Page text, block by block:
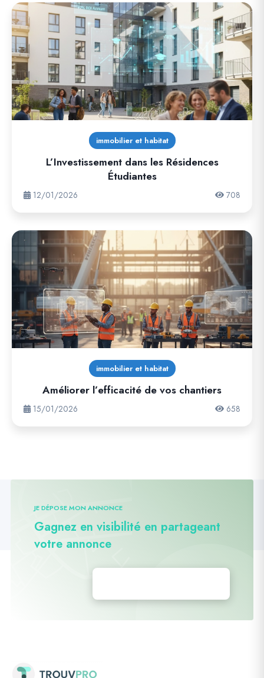
immobilier et habitat
L’Investissement dans les Résidences
Étudiantes
12/01/2026 708
immobilier et habitat
Améliorer l’efficacité de vos chantiers
15/01/2026 658
JE DÉPOSE MON ANNONCE
Gagnez en visibilité en partageant
votre annonce